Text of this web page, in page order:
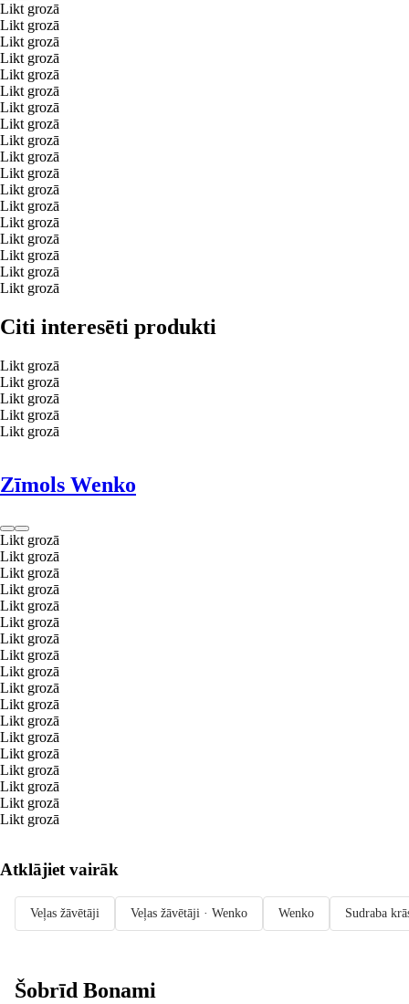
Likt grozā
Likt grozā
Likt grozā
Likt grozā
Likt grozā
Likt grozā
Likt grozā
Likt grozā
Likt grozā
Likt grozā
Likt grozā
Likt grozā
Likt grozā
Likt grozā
Likt grozā
Likt grozā
Likt grozā
Likt grozā
Citi interesēti produkti
Likt grozā
Likt grozā
Likt grozā
Likt grozā
Likt grozā
Zīmols Wenko
Likt grozā
Likt grozā
Likt grozā
Likt grozā
Likt grozā
Likt grozā
Likt grozā
Likt grozā
Likt grozā
Likt grozā
Likt grozā
Likt grozā
Likt grozā
Likt grozā
Likt grozā
Likt grozā
Likt grozā
Likt grozā
Atklājiet vairāk
Veļas žāvētāji Veļas žāvētāji · Wenko Wenko Sudraba
Šobrīd Bonami